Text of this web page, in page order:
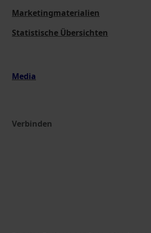
Marketingmaterialien
Statistische Übersichten
Media
Verbinden